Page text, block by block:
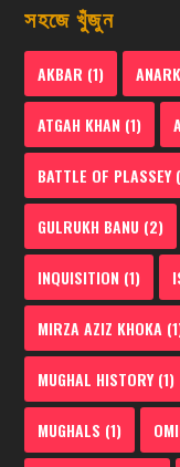
সহজে খুঁজুন
AKBAR (1)
ATGAH KHAN (1)
BATTLE OF PLASSEY
GULRUKH BANU (2)
INQUISITION (1)
MIRZA AZIZ KHOKA
MUGHAL HISTORY(1)
MUGHALS (1)